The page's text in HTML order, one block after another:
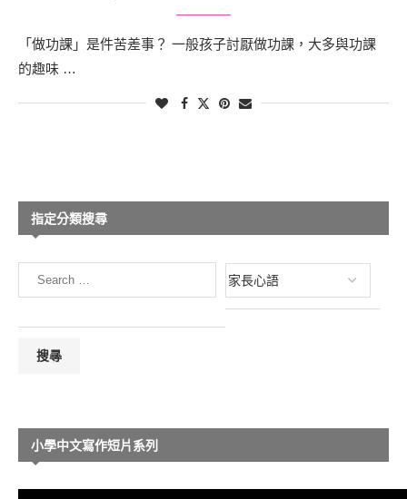
「做功課」是件苦差事？ 一般孩子討厭做功課，大多與功課
的趣味 …
指定分類搜尋
小學中文寫作短片系列